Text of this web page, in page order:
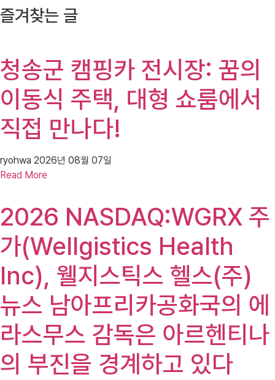
즐겨찾는 글
청송군 캠핑카 전시장: 꿈의
이동식 주택, 대형 쇼룸에서
직접 만나다!
ryohwa 2026년 08월 07일
Read More
2026 NASDAQ:WGRX 주
가(Wellgistics Health
Inc), 웰지스틱스 헬스(주)
뉴스 남아프리카공화국의 에
라스무스 감독은 아르헨티나
의 부진을 경계하고 있다